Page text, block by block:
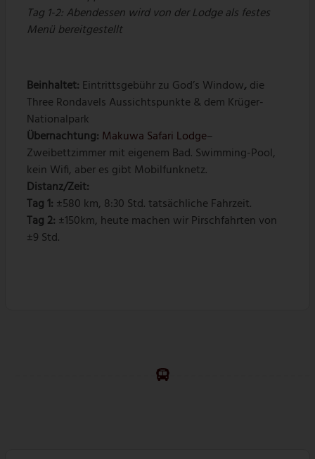
Tag 1-2: Abendessen wird von der Lodge als festes
Menü bereitgestellt
Beinhaltet: Eintrittsgebühr zu God’s Window, die
Three Rondavels Aussichtspunkte & dem Krüger-
Nationalpark
Übernachtung: Makuwa Safari Lodge–
Zweibettzimmer mit eigenem Bad. Swimming-Pool,
kein Wifi, aber es gibt Mobilfunknetz.
Distanz/Zeit:
Tag 1: ±580 km, 8:30 Std. tatsächliche Fahrzeit.
Tag 2: ±150km, heute machen wir Pirschfahrten von
±9 Std.